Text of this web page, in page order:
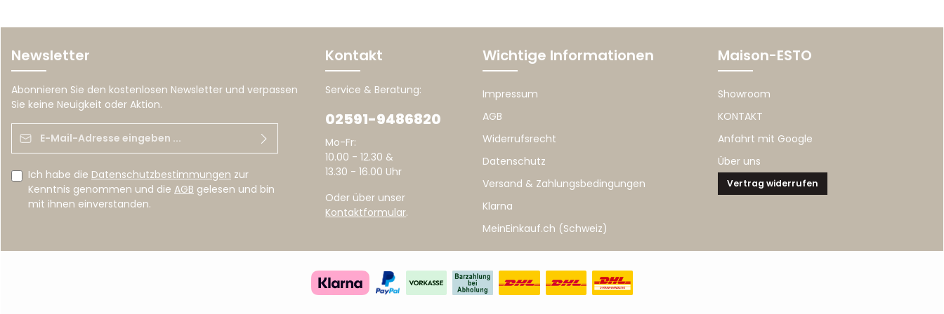
Newsletter
Abonnieren Sie den kostenlosen Newsletter und verpassen
Sie keine Neuigkeit oder Aktion.
Ich habe die Datenschutzbestimmungen zur
Kenntnis genommen und die AGB gelesen und bin
mit ihnen einverstanden.
Kontakt
Service & Beratung:
02591-9486820
Mo-Fr:
10.00 - 12.30 &
13.30 - 16.00 Uhr
Oder über unser
Kontaktformular.
Wichtige Informationen
Impressum
AGB
Widerrufsrecht
Datenschutz
Versand & Zahlungsbedingungen
Klarna
MeinEinkauf.ch (Schweiz)
Maison-ESTO
Showroom
KONTAKT
Anfahrt mit Google
Über uns
Vertrag widerrufen